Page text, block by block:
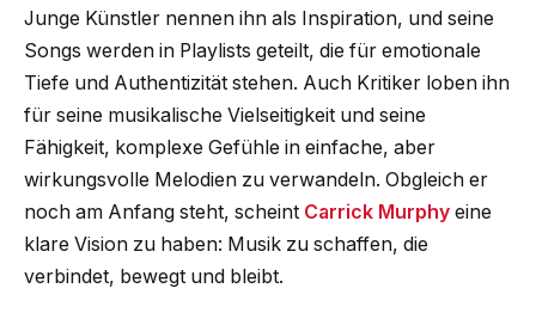
Junge Künstler nennen ihn als Inspiration, und seine
Songs werden in Playlists geteilt, die für emotionale
Tiefe und Authentizität stehen. Auch Kritiker loben ihn
für seine musikalische Vielseitigkeit und seine
Fähigkeit, komplexe Gefühle in einfache, aber
wirkungsvolle Melodien zu verwandeln. Obgleich er
noch am Anfang steht, scheint Carrick Murphy eine
klare Vision zu haben: Musik zu schaffen, die
verbindet, bewegt und bleibt.